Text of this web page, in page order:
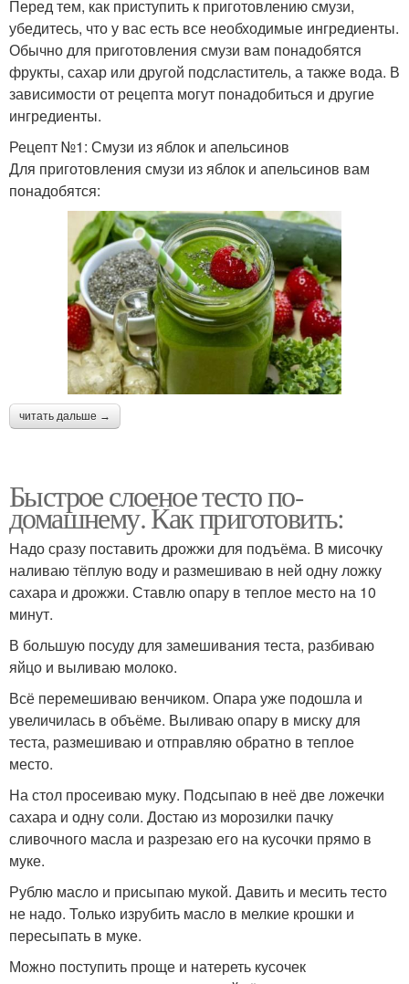
Перед тем, как приступить к приготовлению смузи,
убедитесь, что у вас есть все необходимые ингредиенты.
Обычно для приготовления смузи вам понадобятся
фрукты, сахар или другой подсластитель, а также вода. В
зависимости от рецепта могут понадобиться и другие
ингредиенты.
Рецепт №1: Смузи из яблок и апельсинов
Для приготовления смузи из яблок и апельсинов вам
понадобятся:
читать дальше →
Быстрое слоеное тесто по-
домашнему. Как приготовить:
Надо сразу поставить дрожжи для подъёма. В мисочку
наливаю тёплую воду и размешиваю в ней одну ложку
сахара и дрожжи. Ставлю опару в теплое место на 10
минут.
В большую посуду для замешивания теста, разбиваю
яйцо и выливаю молоко.
Всё перемешиваю венчиком. Опара уже подошла и
увеличилась в объёме. Выливаю опару в миску для
теста, размешиваю и отправляю обратно в теплое
место.
На стол просеиваю муку. Подсыпаю в неё две ложечки
сахара и одну соли. Достаю из морозилки пачку
сливочного масла и разрезаю его на кусочки прямо в
муке.
Рублю масло и присыпаю мукой. Давить и месить тесто
не надо. Только изрубить масло в мелкие крошки и
пересыпать в муке.
Можно поступить проще и натереть кусочек